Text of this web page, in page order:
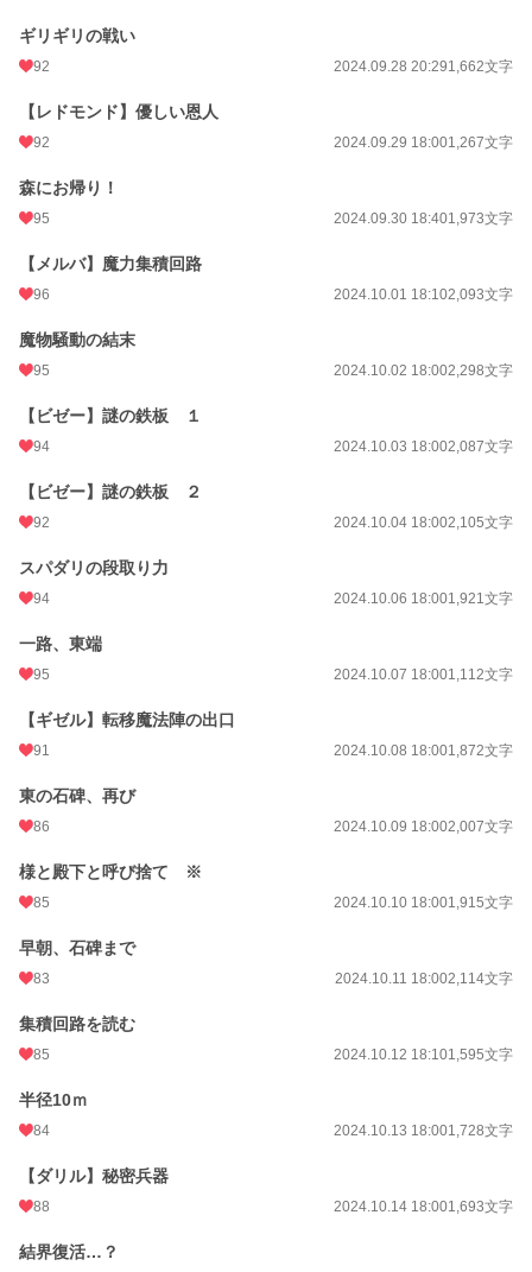
ギリギリの戦い
92 2024.09.28 20:291,662文字
【レドモンド】優しい恩人
92 2024.09.29 18:001,267文字
森にお帰り！
95 2024.09.30 18:401,973文字
【メルバ】魔力集積回路
96 2024.10.01 18:102,093文字
魔物騒動の結末
95 2024.10.02 18:002,298文字
【ビゼー】謎の鉄板 １
94 2024.10.03 18:002,087文字
【ビゼー】謎の鉄板 ２
92 2024.10.04 18:002,105文字
スパダリの段取り力
94 2024.10.06 18:001,921文字
一路、東端
95 2024.10.07 18:001,112文字
【ギゼル】転移魔法陣の出口
91 2024.10.08 18:001,872文字
東の石碑、再び
86 2024.10.09 18:002,007文字
様と殿下と呼び捨て ※
85 2024.10.10 18:001,915文字
早朝、石碑まで
83 2024.10.11 18:002,114文字
集積回路を読む
85 2024.10.12 18:101,595文字
半径10ｍ
84 2024.10.13 18:001,728文字
【ダリル】秘密兵器
88 2024.10.14 18:001,693文字
結界復活…？